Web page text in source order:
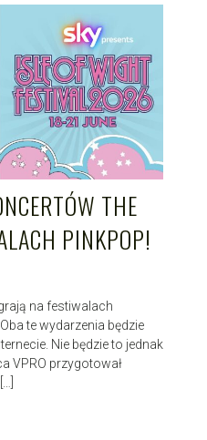
THE
PINKPOP!
na festiwalach
te wydarzenia będzie
Nie będzie to jednak
VPRO przygotował